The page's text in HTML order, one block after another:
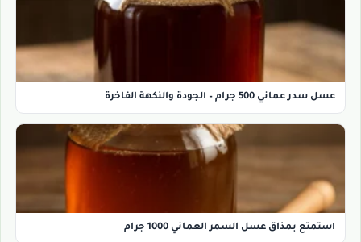
عسل سدر عماني 500 جرام – الجودة والنكهة الفاخرة
استمتع بمذاق عسل السمر العماني 1000 جرام